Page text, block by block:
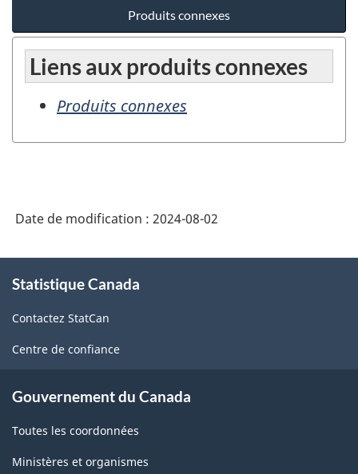
Produits connexes
Liens aux produits connexes
Produits connexes
Date de modification : 2024-08-02
propos
ce
site
Statistique Canada
Contactez StatCan
Centre de confiance
Gouvernement du Canada
Toutes les coordonnées
Ministères et organismes